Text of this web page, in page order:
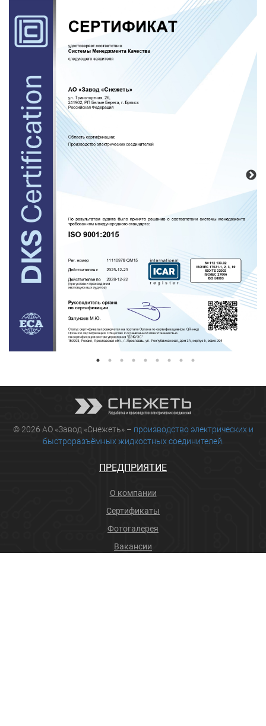
© 2026 АО «Завод «Снежеть» – производство электрических и
быстроразъёмных жидкостных соединителей.
ПРЕДПРИЯТИЕ
О компании
Сертификаты
Фотогалерея
Вакансии